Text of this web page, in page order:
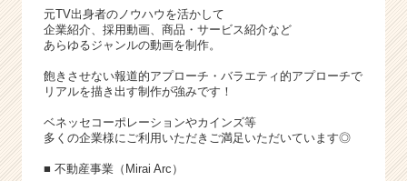
元TV出身者のノウハウを活かして
企業紹介、採用動画、商品・サービス紹介など
あらゆるジャンルの動画を制作。
飽きさせない報道的アプローチ・バラエティ的アプローチで
リアルを描き出す制作が強みです！
ベネッセコーポレーションやカインズ等
多くの企業様にご利用いただきご満足いただいています◎
■ 不動産事業（Mirai Arc）